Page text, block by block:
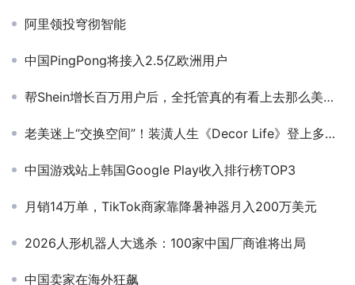
阿里领投穹彻智能
中国PingPong将接入2.5亿欧洲用户
帮Shein增长百万用户后，全托管真的有看上去那么美吗？
老美迷上“交换空间”！装潢人生《Decor Life》登上多国模拟游戏榜TOP100
中国游戏站上韩国Google Play收入排行榜TOP3
月销14万单，TikTok商家靠降暑神器月入200万美元
2026人形机器人大逃杀：100家中国厂商谁将出局
中国卖家在海外狂飙